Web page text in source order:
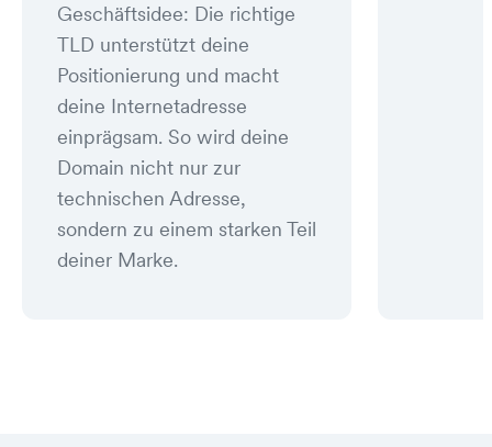
Geschäftsidee: Die richtige
TLD unterstützt deine
Positionierung und macht
deine Internetadresse
einprägsam. So wird deine
Domain nicht nur zur
technischen Adresse,
sondern zu einem starken Teil
deiner Marke.